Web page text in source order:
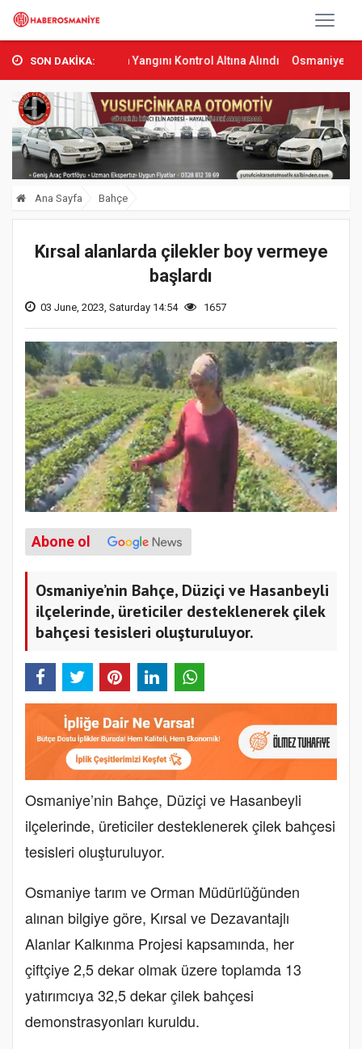
SON DAKİKA:
Orman Yangını Kontrol Altına Alındı Osmaniye’de Tren
Ana Sayfa Bahçe
Kırsal alanlarda çilekler boy vermeye
başlardı
03 June, 2023, Saturday 14:54 1657
Abone ol
Osmaniye’nin Bahçe, Düziçi ve Hasanbeyli
ilçelerinde, üreticiler desteklenerek çilek
bahçesi tesisleri oluşturuluyor.
Osmaniye’nin Bahçe, Düziçi ve Hasanbeyli
ilçelerinde, üreticiler desteklenerek çilek bahçesi
tesisleri oluşturuluyor.
Osmaniye tarım ve Orman Müdürlüğünden
alınan bilgiye göre, Kırsal ve Dezavantajlı
Alanlar Kalkınma Projesi kapsamında, her
çiftçiye 2,5 dekar olmak üzere toplamda 13
yatırımcıya 32,5 dekar çilek bahçesi
demonstrasyonları kuruldu.